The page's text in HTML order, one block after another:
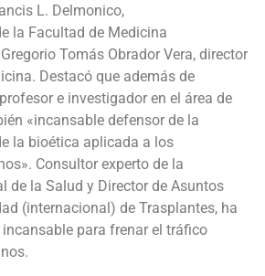
L. Delmonico,
la Facultad de Medicina
Tomás Obrador Vera, director
Destacó que además de
e investigador en el área de
«incansable defensor de la
la bioética aplicada a los
Consultor experto de la
de la Salud y Director de Asuntos
(internacional) de Trasplantes, ha
para frenar el tráfico